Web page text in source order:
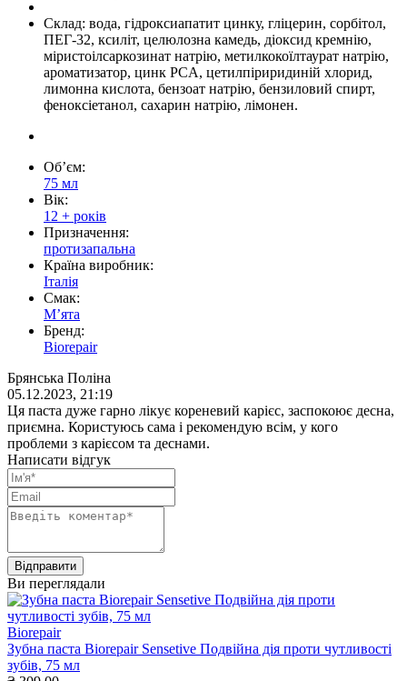
Склад: вода, гідроксиапатит цинку, гліцерин, сорбітол,
ПЕГ-32, ксиліт, целюлозна камедь, діоксид кремнію,
міристоілсаркозинат натрію, метилкокоїлтаурат натрію,
ароматизатор, цинк PCA, цетилпіриридиній хлорид,
лимонна кислота, бензоат натрію, бензиловий спирт,
феноксіетанол, сахарин натрію, лімонен.
Обʼєм:
75 мл
Вік:
12 + років
Призначення:
протизапальна
Країна виробник:
Італія
Смак:
Мʼята
Бренд:
Biorepair
Брянська Поліна
05.12.2023, 21:19
Ця паста дуже гарно лікує кореневий карієс, заспокоює десна,
приємна. Користуюсь сама і рекомендую всім, у кого
проблеми з карієсом та деснами.
Написати відгук
Ви переглядали
Biorepair
Зубна паста Biorepair Sensetive Подвійна дія проти чутливості
зубів, 75 мл